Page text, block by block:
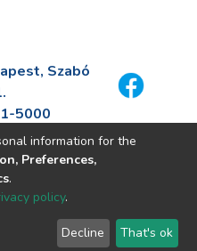
Szabó
5000
information for the
Preferences,
.
policy.
Decline That's ok